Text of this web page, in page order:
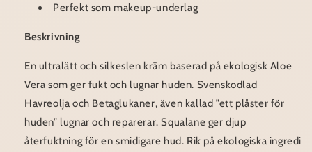
Perfekt som makeup-underlag
Beskrivning
En ultralätt och silkeslen kräm baserad på ekologisk Aloe
Vera som ger fukt och lugnar huden. Svenskodlad
Havreolja och Betaglukaner, även kallad ”ett plåster för
huden” lugnar och reparerar. Squalane ger djup
återfuktning för en smidigare hud. Rik på ekologiska ingredi